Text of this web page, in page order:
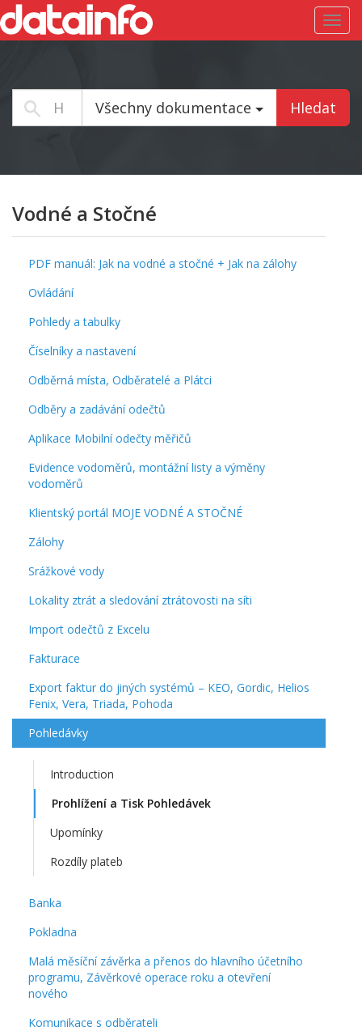
Všechny dokumentace Hledat
Vodné a Stočné
PDF manuál: Jak na vodné a stočné + Jak na zálohy
Ovládání
Pohledy a tabulky
Číselníky a nastavení
Odběrná místa, Odběratelé a Plátci
Odběry a zadávání odečtů
Aplikace Mobilní odečty měřičů
Evidence vodoměrů, montážní listy a výměny
vodoměrů
Klientský portál MOJE VODNÉ A STOČNÉ
Zálohy
Srážkové vody
Lokality ztrát a sledování ztrátovosti na síti
Import odečtů z Excelu
Fakturace
Export faktur do jiných systémů – KEO, Gordic, Helios
Fenix, Vera, Triada, Pohoda
Pohledávky
Introduction
Prohlížení a Tisk Pohledávek
Upomínky
Rozdíly plateb
Banka
Pokladna
Malá měsíční závěrka a přenos do hlavního účetního
programu, Závěrkové operace roku a otevření
nového
Komunikace s odběrateli